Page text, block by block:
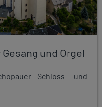
und Orgel
Schloss- und